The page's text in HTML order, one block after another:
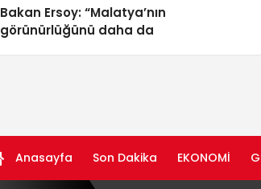
Bakan Ersoy: “Malatya’nın
görünürlüğünü daha da
Anasayfa Son Dakika EKONOMİ